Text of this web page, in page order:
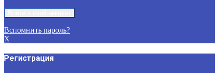
Вспомнить пароль?
X
Регистрация